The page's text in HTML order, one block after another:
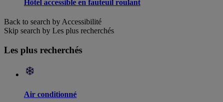
Hôtel accessible en fauteuil roulant
Back to search by Accessibilité
Skip search by Les plus recherchés
Les plus recherchés
Air conditionné